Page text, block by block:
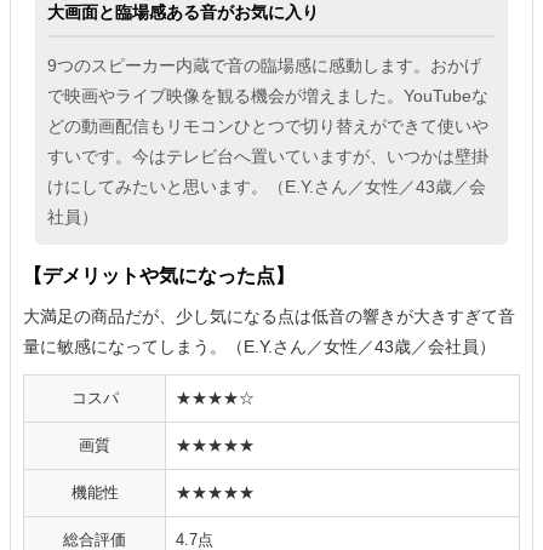
大画面と臨場感ある音がお気に入り
9つのスピーカー内蔵で音の臨場感に感動します。おかげ
で映画やライブ映像を観る機会が増えました。YouTubeな
どの動画配信もリモコンひとつで切り替えができて使いや
すいです。今はテレビ台へ置いていますが、いつかは壁掛
けにしてみたいと思います。（E.Y.さん／女性／43歳／会
社員）
【デメリットや気になった点】
大満足の商品だが、少し気になる点は低音の響きが大きすぎて音
量に敏感になってしまう。（E.Y.さん／女性／43歳／会社員）
コスパ ★★★★☆
画質 ★★★★★
機能性 ★★★★★
総合評価 4.7点